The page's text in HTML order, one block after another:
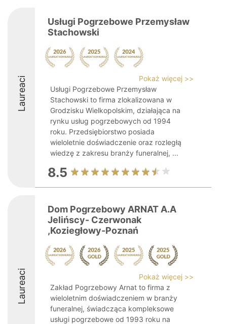
Laureaci
Usługi Pogrzebowe Przemysław
Stachowski
Pokaż więcej >>
Usługi Pogrzebowe Przemysław
Stachowski to firma zlokalizowana w
Grodzisku Wielkopolskim, działająca na
rynku usług pogrzebowych od 1994
roku. Przedsiębiorstwo posiada
wieloletnie doświadczenie oraz rozległą
wiedzę z zakresu branży funeralnej, ...
8.5
Laureaci
Dom Pogrzebowy ARNAT A.A
Jelińscy- Czerwonak
,Koziegłowy-Poznań
Pokaż więcej >>
Zakład Pogrzebowy Arnat to firma z
wieloletnim doświadczeniem w branży
funeralnej, świadcząca kompleksowe
usługi pogrzebowe od 1993 roku na